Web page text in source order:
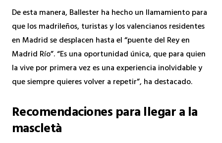
De esta manera, Ballester ha hecho un llamamiento para
que los madrileños, turistas y los valencianos residentes
en Madrid se desplacen hasta el “puente del Rey en
Madrid Río”. “Es una oportunidad única, que para quien
la vive por primera vez es una experiencia inolvidable y
que siempre quieres volver a repetir”, ha destacado.
Recomendaciones para llegar a la
mascletà